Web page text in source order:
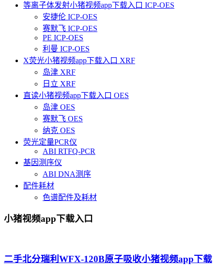
等离子体发射小猪视频app下载入口 ICP-OES
安捷伦 ICP-OES
赛默飞 ICP-OES
PE ICP-OES
利曼 ICP-OES
X荧光小猪视频app下载入口 XRF
岛津 XRF
日立 XRF
直读小猪视频app下载入口 OES
岛津 OES
赛默飞 OES
纳克 OES
荧光定量PCR仪
ABI RTFQ-PCR
基因测序仪
ABI DNA测序
配件耗材
色谱配件及耗材
小猪视频app下载入口
二手北分瑞利WFX-120B原子吸收小猪视频app下载